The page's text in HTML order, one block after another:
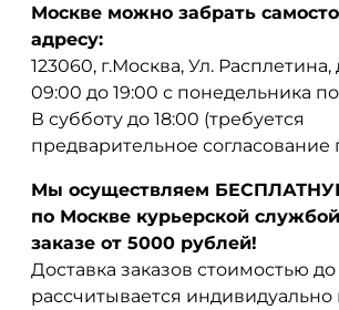
Москве можно забрать
адресу:
123060, г.Москва, Ул. Расплетина,
09:00 до 19:00 с понедельника
В субботу до 18:00 (требуется
предварительное согласование
Мы осуществляем
по Москве курьерской
заказе от 5000 рублей!
Доставка заказов стоимостью
рассчитывается индивидуально